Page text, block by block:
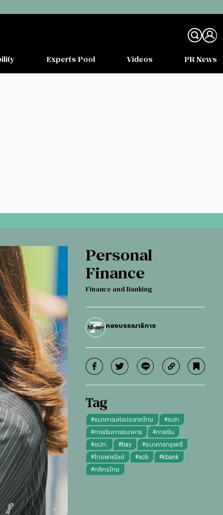
Experts Pool Videos PR News
Personal
Finance
Finance and Banking
กองบรรณาธิการ
Tag
#ธนาคารแห่งประเทศไทย #ธปท
#การเงินการธนาคาร #การเงิน
#ธปท. #bay #ธนาคารกรุงศรี
#ไทยพาณิชย์ #scb #kbank
#กสิกรไทย